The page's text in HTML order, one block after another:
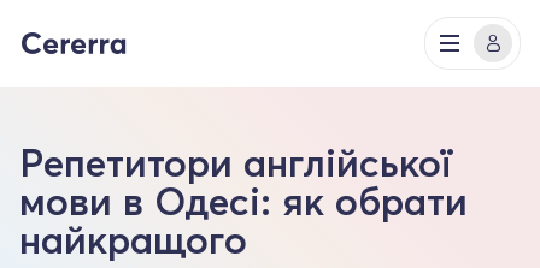
Репетитори англійської
мови в Одесі: як обрати
найкращого